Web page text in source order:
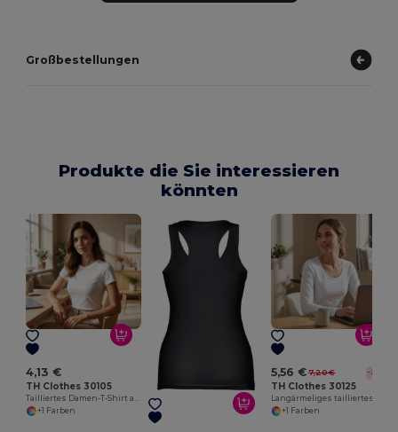
Großbestellungen
Produkte die Sie interessieren
könnten
4,13 €
TH Clothes 30105
+1 Farben
5,56 € 7,20 € -23%
TH Clothes 30125
+1 Farben